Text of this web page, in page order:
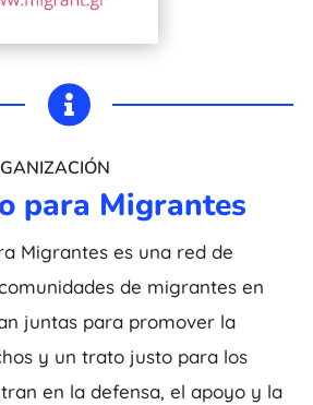

para Migrantes
Migrantes es una red de
de migrantes en
juntas para promover la
y un trato justo para los
en la defensa, el apoyo y la